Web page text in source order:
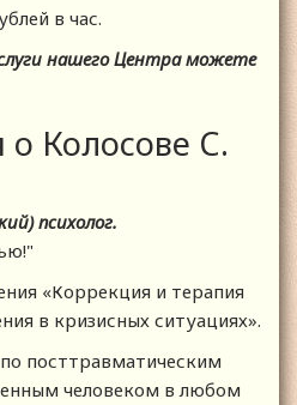
в час.
нашего Центра можете
Колосове С.
психолог.
«Коррекция и терапия
в кризисных ситуациях».
посттравматическим
человеком в любом